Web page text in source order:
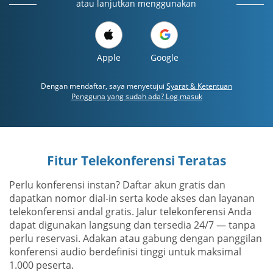
atau lanjutkan menggunakan
Apple Google
Dengan mendaftar, saya menyetujui Syarat & Ketentuan
Pengguna yang sudah ada? Log masuk
Fitur Telekonferensi Teratas
Perlu konferensi instan? Daftar akun gratis dan
dapatkan nomor dial-in serta kode akses dan layanan
telekonferensi andal gratis. Jalur telekonferensi Anda
dapat digunakan langsung dan tersedia 24/7 — tanpa
perlu reservasi. Adakan atau gabung dengan panggilan
konferensi audio berdefinisi tinggi untuk maksimal
1.000 peserta.